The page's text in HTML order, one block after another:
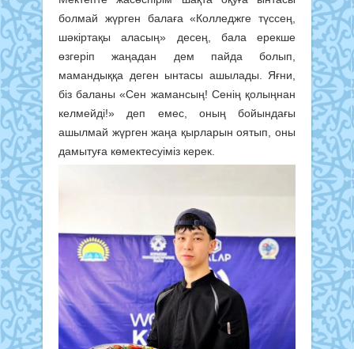
болмай жүрген балаға «Колледжге түссең,
шәкіртақы аласың» десең, бала ерекше
өзгеріп жаңадан дем пайда болып,
мамандыққа деген ынтасы ашылады. Яғни,
біз баланы «Сен жамансың! Сенің қолыңнан
келмейді!» деп емес, оның бойындағы
ашылмай жүрген жаңа қырларын оятып, оны
дамытуға көмектесуіміз керек.